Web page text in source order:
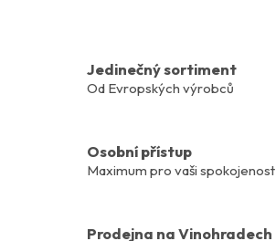
Jedinečný sortiment
Od Evropských výrobců
Osobní přístup
Maximum pro vaši spokojenost
Prodejna na Vinohradech